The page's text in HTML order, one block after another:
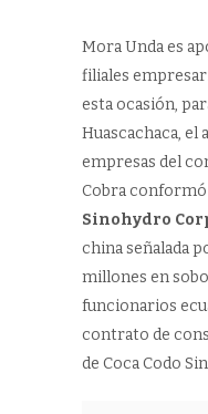
Mora Unda es
filiales
esta ocasión,
Huascachaca, el
empresas del
Cobra
Sinohydro
china señalada
millones en
funcionarios
contrato de
de Coca Codo